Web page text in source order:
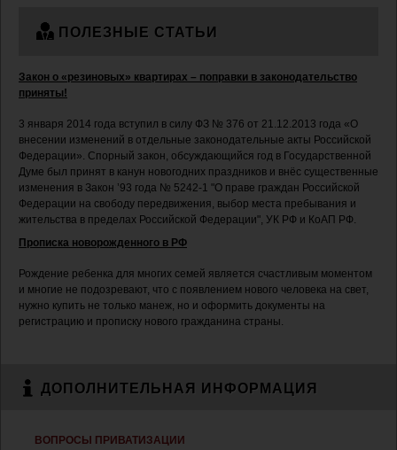
ПОЛЕЗНЫЕ СТАТЬИ
Закон о «резиновых» квартирах – поправки в законодательство
приняты!
3 января 2014 года вступил в силу ФЗ № 376 от 21.12.2013 года «О
внесении изменений в отдельные законодательные акты Российской
Федерации». Спорный закон, обсуждающийся год в Государственной
Думе был принят в канун новогодних праздников и внёс существенные
изменения в Закон ’93 года № 5242-1 "О праве граждан Российской
Федерации на свободу передвижения, выбор места пребывания и
жительства в пределах Российской Федерации", УК РФ и КоАП РФ.
Прописка новорожденного в РФ
Рождение ребенка для многих семей является счастливым моментом
и многие не подозревают, что с появлением нового человека на свет,
нужно купить не только манеж, но и оформить документы на
регистрацию и прописку нового гражданина страны.
ДОПОЛНИТЕЛЬНАЯ ИНФОРМАЦИЯ
ВОПРОСЫ ПРИВАТИЗАЦИИ